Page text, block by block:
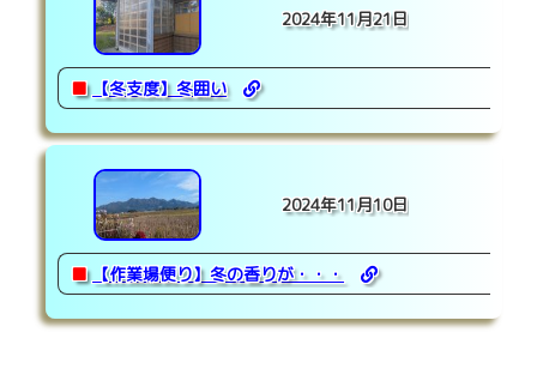
2024年11月21日
■ 【冬支度】冬囲い
2024年11月10日
■ 【作業場便り】冬の香りが・・・